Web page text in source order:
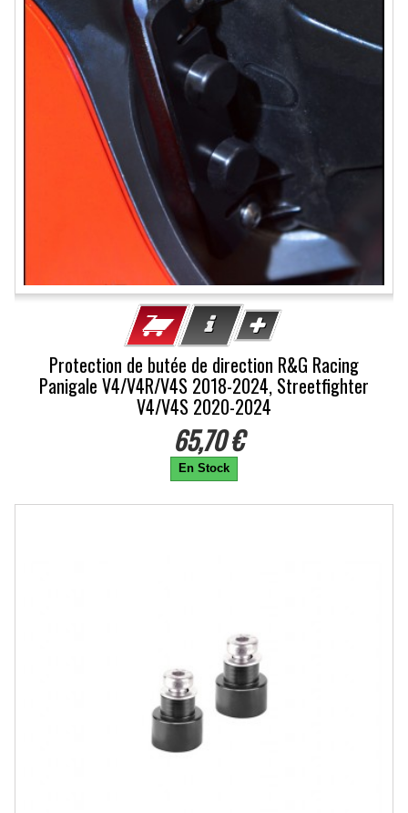
Protection de butée de direction R&G Racing
Panigale V4/V4R/V4S 2018-2024, Streetfighter
V4/V4S 2020-2024
65,70 €
En Stock